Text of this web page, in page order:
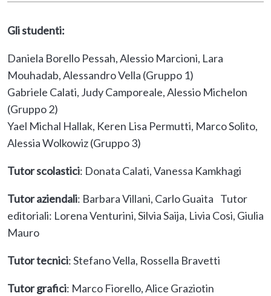
Gli studenti:
Daniela Borello Pessah, Alessio Marcioni, Lara
Mouhadab, Alessandro Vella (Gruppo 1)
Gabriele Calati, Judy Camporeale, Alessio Michelon
(Gruppo 2)
Yael Michal Hallak, Keren Lisa Permutti, Marco Solito,
Alessia Wolkowiz (Gruppo 3)
Tutor scolastici: Donata Calati, Vanessa Kamkhagi
Tutor aziendali: Barbara Villani, Carlo Guaita Tutor
editoriali: Lorena Venturini, Silvia Saija, Livia Cosi, Giulia
Mauro
Tutor tecnici: Stefano Vella, Rossella Bravetti
Tutor grafici: Marco Fiorello, Alice Graziotin